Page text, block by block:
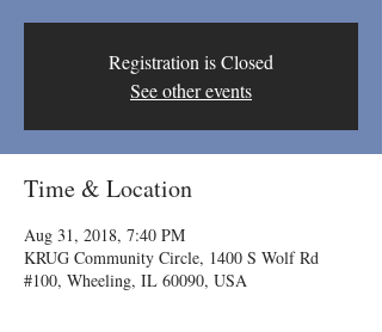
Registration is Closed
See other events
Time & Location
Aug 31, 2018, 7:40 PM
KRUG Community Circle, 1400 S Wolf Rd
#100, Wheeling, IL 60090, USA